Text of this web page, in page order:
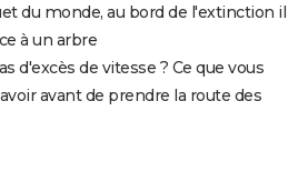
du monde, au bord de l'extinction il
à un arbre
d'excès de vitesse ? Ce que vous
avant de prendre la route des